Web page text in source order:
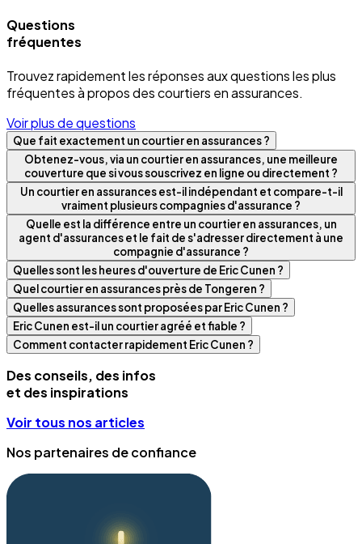
Questions
fréquentes
Trouvez rapidement les réponses aux questions les plus
fréquentes à propos des courtiers en assurances.
Voir plus de questions
Que fait exactement un courtier en assurances ?
Obtenez-vous, via un courtier en assurances, une meilleure
couverture que si vous souscrivez en ligne ou directement ?
Un courtier en assurances est-il indépendant et compare-t-il
vraiment plusieurs compagnies d'assurance ?
Quelle est la différence entre un courtier en assurances, un
agent d'assurances et le fait de s'adresser directement à une
compagnie d'assurance ?
Quelles sont les heures d'ouverture de Eric Cunen ?
Quel courtier en assurances près de Tongeren ?
Quelles assurances sont proposées par Eric Cunen ?
Eric Cunen est-il un courtier agréé et fiable ?
Comment contacter rapidement Eric Cunen ?
Des conseils, des infos
et des inspirations
Voir tous nos articles
Nos partenaires de confiance